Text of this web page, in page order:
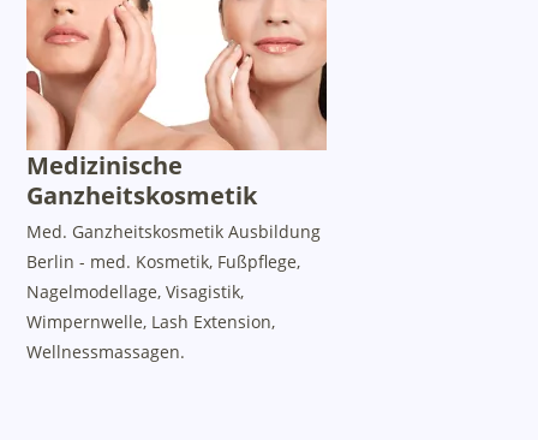
Medizinische
Ganzheitskosmetik
Med. Ganzheitskosmetik Ausbildung
Berlin - med. Kosmetik, Fußpflege,
Nagelmodellage, Visagistik,
Wimpernwelle, Lash Extension,
Wellnessmassagen.